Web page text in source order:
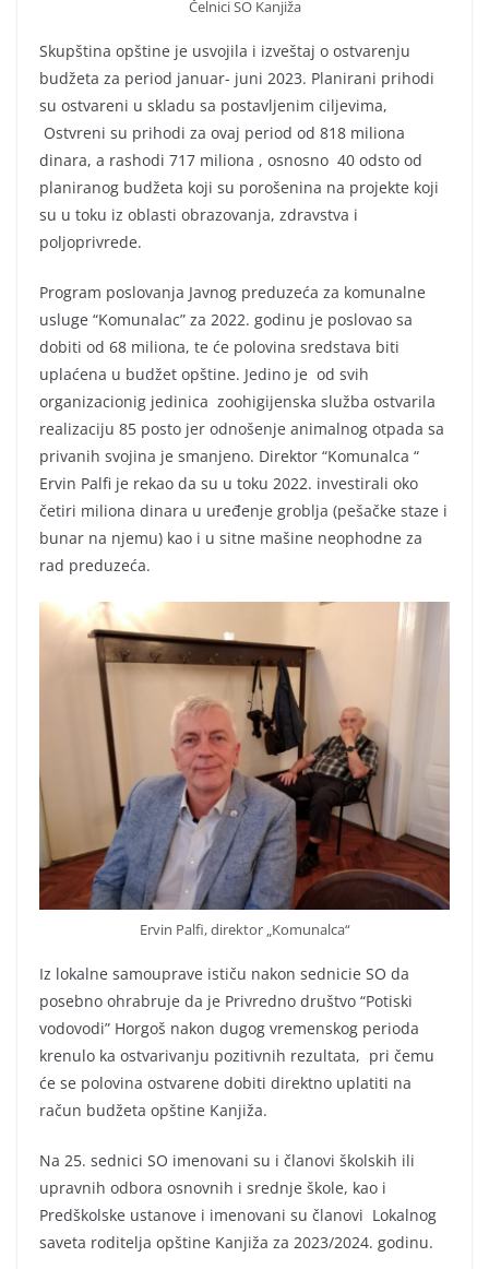
Čelnici SO Kanjiža
Skupština opštine je usvojila i izveštaj o ostvarenju
budžeta za period januar- juni 2023. Planirani prihodi
su ostvareni u skladu sa postavljenim ciljevima,
Ostvreni su prihodi za ovaj period od 818 miliona
dinara, a rashodi 717 miliona , osnosno 40 odsto od
planiranog budžeta koji su porošenina na projekte koji
su u toku iz oblasti obrazovanja, zdravstva i
poljoprivrede.
Program poslovanja Javnog preduzeća za komunalne
usluge “Komunalac” za 2022. godinu je poslovao sa
dobiti od 68 miliona, te će polovina sredstava biti
uplaćena u budžet opštine. Jedino je od svih
organizacionig jedinica zoohigijenska služba ostvarila
realizaciju 85 posto jer odnošenje animalnog otpada sa
privanih svojina je smanjeno. Direktor “Komunalca “
Ervin Palfi je rekao da su u toku 2022. investirali oko
četiri miliona dinara u uređenje groblja (pešačke staze i
bunar na njemu) kao i u sitne mašine neophodne za
rad preduzeća.
Ervin Palfi, direktor „Komunalca“
Iz lokalne samouprave ističu nakon sednicie SO da
posebno ohrabruje da je Privredno društvo “Potiski
vodovodi” Horgoš nakon dugog vremenskog perioda
krenulo ka ostvarivanju pozitivnih rezultata, pri čemu
će se polovina ostvarene dobiti direktno uplatiti na
račun budžeta opštine Kanjiža.
Na 25. sednici SO imenovani su i članovi školskih ili
upravnih odbora osnovnih i srednje škole, kao i
Predškolske ustanove i imenovani su članovi Lokalnog
saveta roditelja opštine Kanjiža za 2023/2024. godinu.